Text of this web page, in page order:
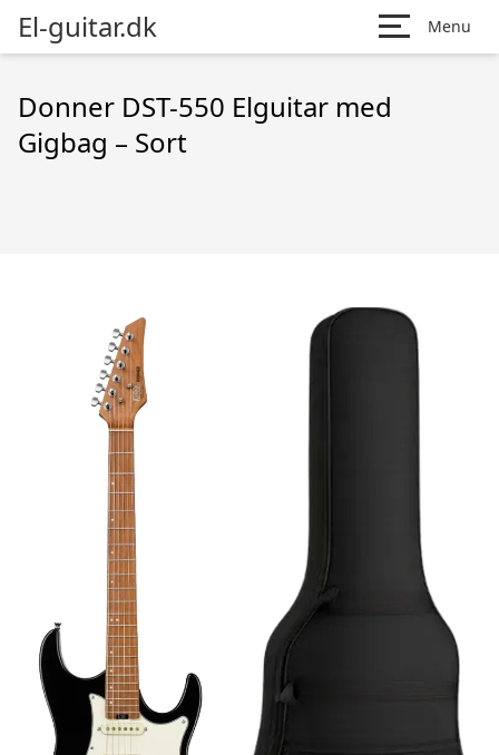
El-guitar.dk Menu
Donner DST-550 Elguitar med
Gigbag – Sort